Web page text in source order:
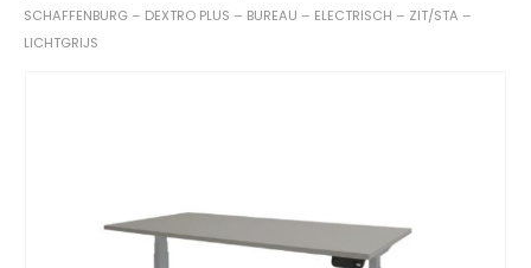
SCHAFFENBURG – DEXTRO PLUS – BUREAU – ELECTRISCH – ZIT/STA –
LICHTGRIJS